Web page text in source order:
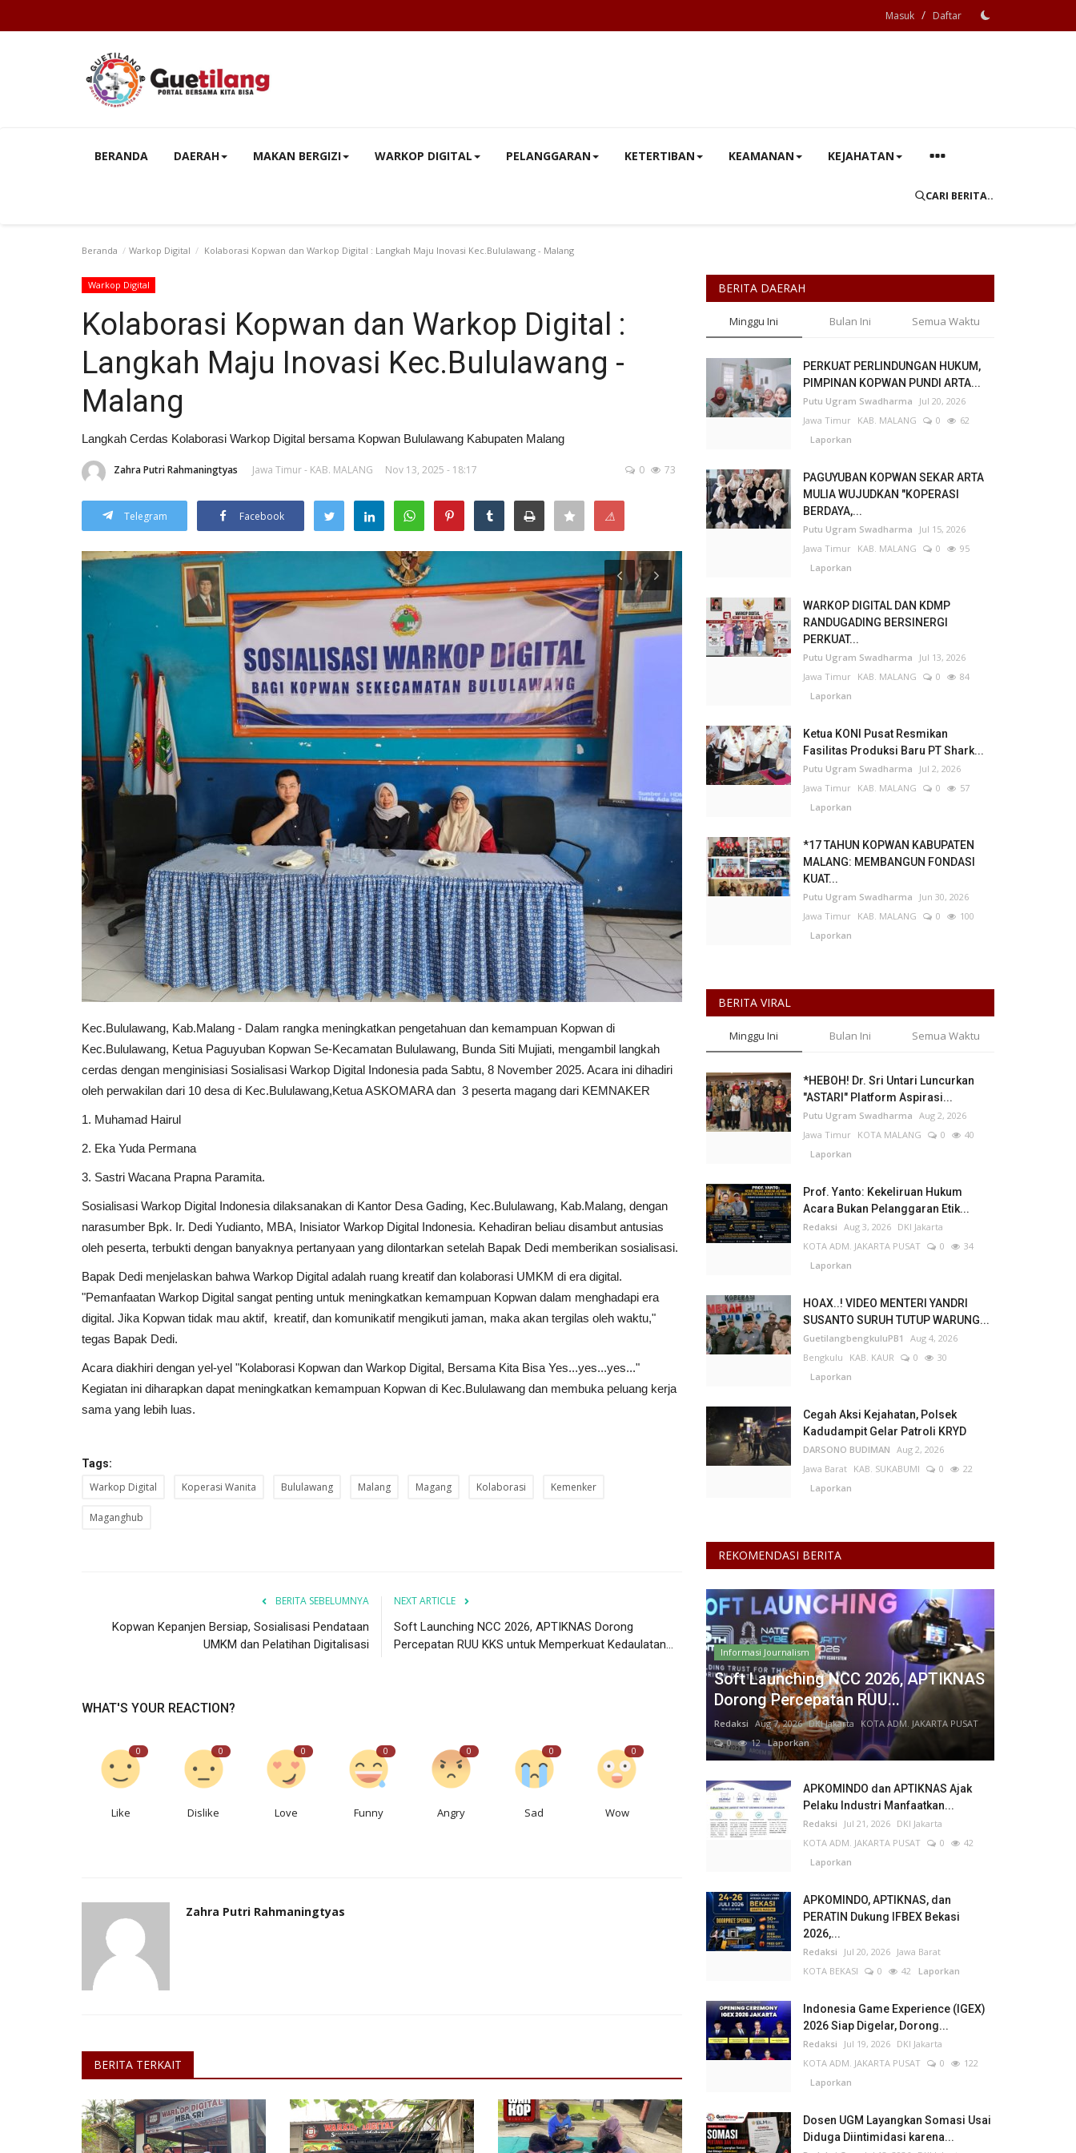
Masuk / Daftar
BERANDA DAERAH MAKAN BERGIZI WARKOP DIGITAL PELANGGARAN KETERTIBAN KEAMANAN KEJAHATAN
CARI BERITA..
Beranda Warkop Digital Kolaborasi Kopwan dan Warkop Digital : Langkah Maju Inovasi Kec.Bululawang - Malang
Warkop Digital
Kolaborasi Kopwan dan Warkop Digital :
Langkah Maju Inovasi Kec.Bululawang -
Malang
Langkah Cerdas Kolaborasi Warkop Digital bersama Kopwan Bululawang Kabupaten Malang
Zahra Putri Rahmaningtyas Jawa Timur - KAB. MALANG Nov 13, 2025 - 18:17 0 73
Telegram Facebook ⚠
Kec.Bululawang, Kab.Malang - Dalam rangka meningkatkan pengetahuan dan kemampuan Kopwan di
Kec.Bululawang, Ketua Paguyuban Kopwan Se-Kecamatan Bululawang, Bunda Siti Mujiati, mengambil langkah
cerdas dengan menginisiasi Sosialisasi Warkop Digital Indonesia pada Sabtu, 8 November 2025. Acara ini dihadiri
oleh perwakilan dari 10 desa di Kec.Bululawang,Ketua ASKOMARA dan 3 peserta magang dari KEMNAKER
1. Muhamad Hairul
2. Eka Yuda Permana
3. Sastri Wacana Prapna Paramita.
Sosialisasi Warkop Digital Indonesia dilaksanakan di Kantor Desa Gading, Kec.Bululawang, Kab.Malang, dengan
narasumber Bpk. Ir. Dedi Yudianto, MBA, Inisiator Warkop Digital Indonesia. Kehadiran beliau disambut antusias
oleh peserta, terbukti dengan banyaknya pertanyaan yang dilontarkan setelah Bapak Dedi memberikan sosialisasi.
Bapak Dedi menjelaskan bahwa Warkop Digital adalah ruang kreatif dan kolaborasi UMKM di era digital.
"Pemanfaatan Warkop Digital sangat penting untuk meningkatkan kemampuan Kopwan dalam menghadapi era
digital. Jika Kopwan tidak mau aktif, kreatif, dan komunikatif mengikuti jaman, maka akan tergilas oleh waktu,"
tegas Bapak Dedi.
Acara diakhiri dengan yel-yel "Kolaborasi Kopwan dan Warkop Digital, Bersama Kita Bisa Yes...yes...yes..."
Kegiatan ini diharapkan dapat meningkatkan kemampuan Kopwan di Kec.Bululawang dan membuka peluang kerja
sama yang lebih luas.
Tags:
Warkop Digital Koperasi Wanita Bululawang Malang Magang Kolaborasi Kemenker
Maganghub
BERITA SEBELUMNYA
Kopwan Kepanjen Bersiap, Sosialisasi Pendataan
UMKM dan Pelatihan Digitalisasi
NEXT ARTICLE
Soft Launching NCC 2026, APTIKNAS Dorong
Percepatan RUU KKS untuk Memperkuat Kedaulatan...
WHAT'S YOUR REACTION?
0
Like
0
Dislike
0
Love
0
Funny
0
Angry
0
Sad
0
Wow
Zahra Putri Rahmaningtyas
BERITA TERKAIT
BERITA DAERAH
Minggu Ini Bulan Ini Semua Waktu
PERKUAT PERLINDUNGAN HUKUM,
PIMPINAN KOPWAN PUNDI ARTA...
Putu Ugram Swadharma
Jul 20, 2026
Jawa Timur KAB. MALANG 0
62
Laporkan
PAGUYUBAN KOPWAN SEKAR ARTA
MULIA WUJUDKAN "KOPERASI
BERDAYA,...
Putu Ugram Swadharma
Jul 15, 2026
Jawa Timur KAB. MALANG 0
95
Laporkan
WARKOP DIGITAL DAN KDMP
RANDUGADING BERSINERGI
PERKUAT...
Putu Ugram Swadharma
Jul 13, 2026
Jawa Timur KAB. MALANG 0
84
Laporkan
Ketua KONI Pusat Resmikan
Fasilitas Produksi Baru PT Shark...
Putu Ugram Swadharma
Jul 2, 2026
Jawa Timur KAB. MALANG 0
57
Laporkan
*17 TAHUN KOPWAN KABUPATEN
MALANG: MEMBANGUN FONDASI
KUAT...
Putu Ugram Swadharma
Jun 30, 2026
Jawa Timur KAB. MALANG 0
100
Laporkan
BERITA VIRAL
Minggu Ini Bulan Ini Semua Waktu
*HEBOH! Dr. Sri Untari Luncurkan
"ASTARI" Platform Aspirasi...
Putu Ugram Swadharma Aug 2, 2026
Jawa Timur KOTA MALANG 0
40
Laporkan
Prof. Yanto: Kekeliruan Hukum
Acara Bukan Pelanggaran Etik...
Redaksi Aug 3, 2026 DKI Jakarta
KOTA ADM. JAKARTA PUSAT
0
34
Laporkan
HOAX..! VIDEO MENTERI YANDRI
SUSANTO SURUH TUTUP WARUNG...
GuetilangbengkuluPB1
Aug 4, 2026
Bengkulu
KAB. KAUR 0
30
Laporkan
Cegah Aksi Kejahatan, Polsek
Kadudampit Gelar Patroli KRYD
DARSONO BUDIMAN Aug 2, 2026
Jawa Barat KAB. SUKABUMI 0
22
Laporkan
REKOMENDASI BERITA
Informasi Journalism
Soft Launching NCC 2026, APTIKNAS
Dorong Percepatan RUU...
Redaksi Aug 7, 2026 DKI Jakarta
KOTA ADM. JAKARTA PUSAT
0
12Laporkan
APKOMINDO dan APTIKNAS Ajak
Pelaku Industri Manfaatkan...
Redaksi Jul 21, 2026 DKI Jakarta
KOTA ADM. JAKARTA PUSAT
0
42
Laporkan
APKOMINDO, APTIKNAS, dan
PERATIN Dukung IFBEX Bekasi
2026,...
Redaksi Jul 20, 2026 Jawa Barat
KOTA BEKASI
0 42 Laporkan
Indonesia Game Experience (IGEX)
2026 Siap Digelar, Dorong...
Redaksi Jul 19, 2026 DKI Jakarta
KOTA ADM. JAKARTA PUSAT
0
122
Laporkan
Dosen UGM Layangkan Somasi Usai
Diduga Diintimidasi karena...